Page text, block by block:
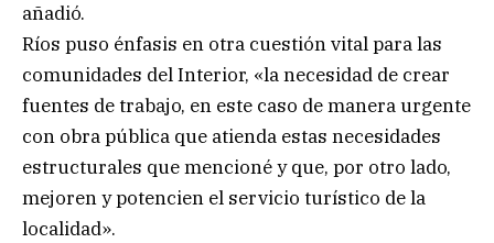
añadió.
Ríos puso énfasis en otra cuestión vital para las
comunidades del Interior, «la necesidad de crear
fuentes de trabajo, en este caso de manera urgente
con obra pública que atienda estas necesidades
estructurales que mencioné y que, por otro lado,
mejoren y potencien el servicio turístico de la
localidad».